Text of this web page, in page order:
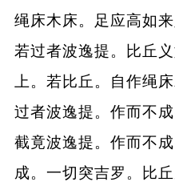
绳床木床。足应高如
若过者波逸提。比丘
上。若比丘。自作绳
过者波逸提。作而不
截竟波逸提。作而不
成。一切突吉罗。比